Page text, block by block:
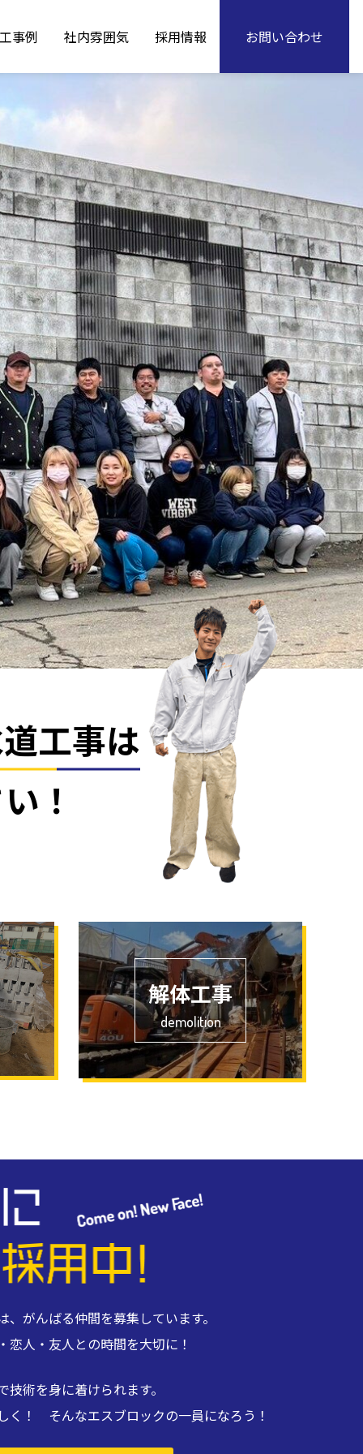
事例 社内雰囲気 採用情報 お問い合わせ
工事は
！
解体工事
demolition
がんばる仲間を募集しています。
恋人・友人との時間を大切に！
術を身に着けられます。
く！ そんなエスブロックの一員になろう！